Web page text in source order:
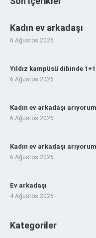
Kadın ev arkadaşı
6 Ağustos 2026
Yıldız kampüsü dibinde
6 Ağustos 2026
Kadın ev arkadaşı
6 Ağustos 2026
Kadın ev arkadaşı
6 Ağustos 2026
Ev arkadaşı
4 Ağustos 2026
Kategoriler